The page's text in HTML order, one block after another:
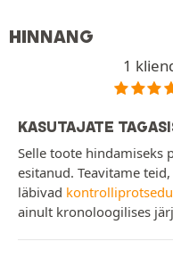
HINNANG
1
KASUTAJATE
Selle toote hindamiseks
esitanud. Teavitame
läbivad
ainult kronoloogilises